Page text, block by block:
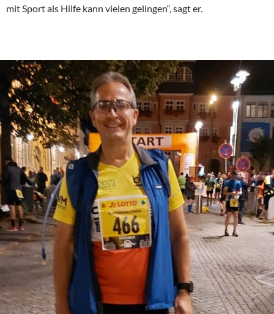
mit Sport als Hilfe kann vielen gelingen“, sagt er.